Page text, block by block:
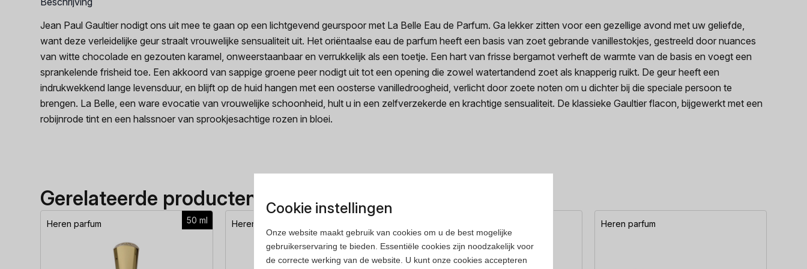
Jean Paul Gaultier nodigt ons uit mee te gaan op een lichtgevend geurspoor met La Belle Eau de Parfum. Ga lekker zitten voor een gezellige avond met uw geliefde,
want deze verleidelijke geur straalt vrouwelijke sensualiteit uit. Het oriëntaalse eau de parfum heeft een basis van zoet gebrande vanillestokjes, gestreeld door nuances
van witte chocolade en gezouten karamel, onweerstaanbaar en verrukkelijk als een toetje. Een hart van frisse bergamot verheft de warmte van de basis en voegt een
sprankelende frisheid toe. Een akkoord van sappige groene peer nodigt uit tot een opening die zowel watertandend zoet als knapperig ruikt. De geur heeft een
indrukwekkend lange levensduur, en blijft op de huid hangen met een oosterse vanilledroogheid, verlicht door zoete noten om u dichter bij die speciale persoon te
brengen. La Belle, een ware evocatie van vrouwelijke schoonheid, hult u in een zelfverzekerde en krachtige sensualiteit. De klassieke Gaultier flacon, bijgewerkt met een
robijnrode tint en een halssnoer van sprookjesachtige rozen in bloei.
Gerelateerde producten
50 ml
Heren parfum Heren parfum Heren parfum
Cookie instellingen
Onze website maakt gebruik van cookies om u de best mogelijke
gebruikerservaring te bieden. Essentiële cookies zijn noodzakelijk voor
de correcte werking van de website. U kunt onze cookies accepteren